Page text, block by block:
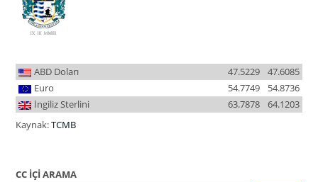
ABD Doları 47.6085
47.5229
Euro
54.8736
54.7749
İngiliz Sterlini
64.1203
63.7878
Kaynak:TCMB
CC İÇİ ARAMA